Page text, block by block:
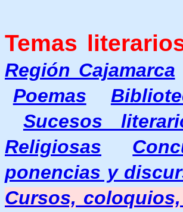
Temas
Región Cajamarca
Poemas
Sucesos
Religiosas
ponencias y
Cursos,